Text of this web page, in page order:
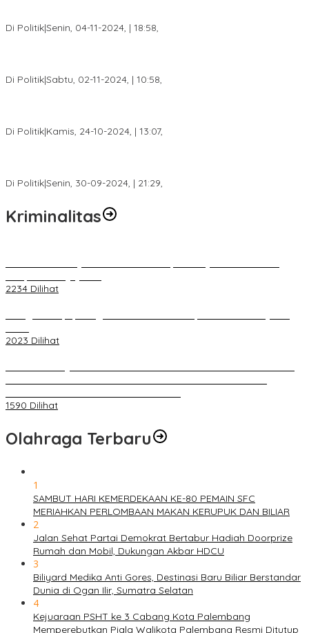
Di Politik|Senin, 04-11-2024, | 18:58,
Di Politik|Sabtu, 02-11-2024, | 10:58,
Di Politik|Kamis, 24-10-2024, | 13:07,
Di Politik|Senin, 30-09-2024, | 21:29,
Kriminalitas
2234 Dilihat
2023 Dilihat
1590 Dilihat
Olahraga Terbaru
1
SAMBUT HARI KEMERDEKAAN KE-80 PEMAIN SFC
MERIAHKAN PERLOMBAAN MAKAN KERUPUK DAN BILIAR
2
Jalan Sehat Partai Demokrat Bertabur Hadiah Doorprize
Rumah dan Mobil, Dukungan Akbar HDCU
3
Biliyard Medika Anti Gores, Destinasi Baru Biliar Berstandar
Dunia di Ogan Ilir, Sumatra Selatan
4
Kejuaraan PSHT ke 3 Cabang Kota Palembang
Memperebutkan Piala Walikota Palembang Resmi Ditutup